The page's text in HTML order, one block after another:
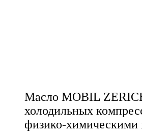
Масло MOBIL
холодильных
физико-химическими